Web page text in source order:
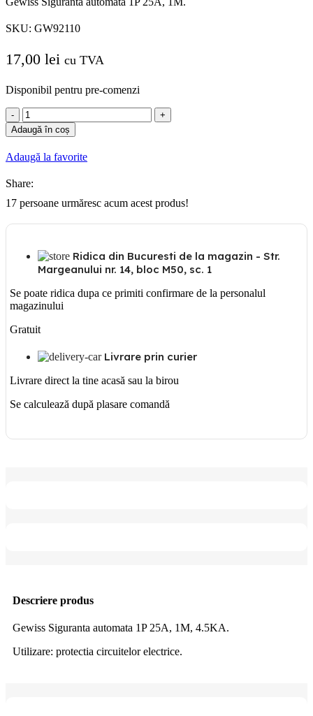
SKU: GW92110
17,00 lei cu TVA
Disponibil pentru pre-comenzi
Cantitate
Gewiss
Siguranta
automata
1P
Adaugă în coș
Adaugă la favorite
Share:
17 persoane urmăresc acum acest produs!
Ridica din Bucuresti de la magazin - Str.
Margeanului nr. 14, bloc M50, sc. 1
Se poate ridica dupa ce primiti confirmare de la personalul
magazinului
Gratuit
Livrare prin curier
Livrare direct la tine acasă sau la birou
Se calculează după plasare comandă
Descriere produs
Gewiss Siguranta automata 1P 25A, 1M, 4.5KA.
Utilizare: protectia circuitelor electrice.